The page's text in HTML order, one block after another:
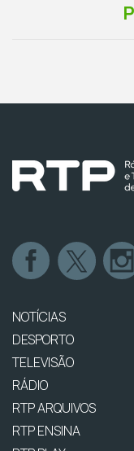
NOTÍCIAS
DESPORTO
TELEVISÃO
RÁDIO
RTP ARQUIVOS
RTP ENSINA